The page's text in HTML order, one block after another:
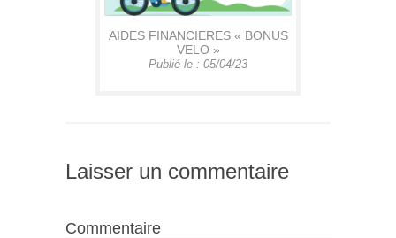
AIDES FINANCIERES « BONUS
VELO »
Publié le : 05/04/23
Laisser un commentaire
Commentaire